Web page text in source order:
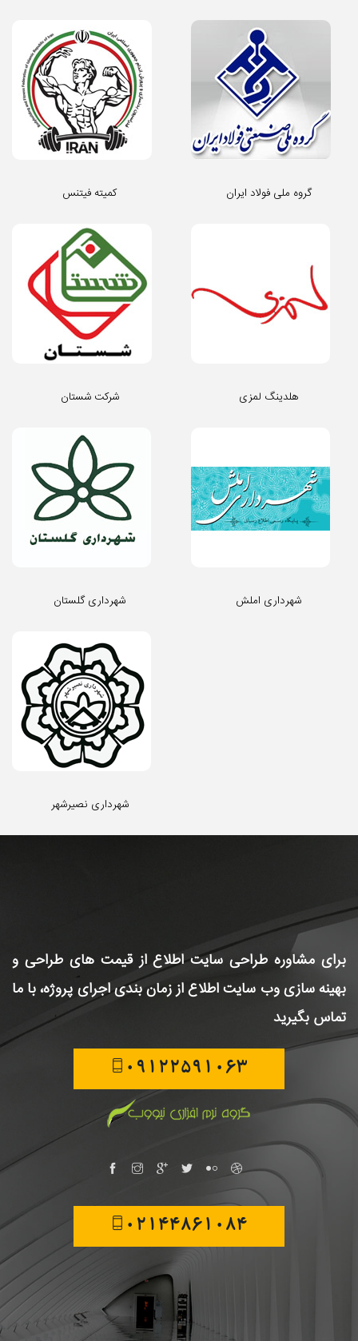
کمیته فیتنس گروه ملی فولاد ایران
شرکت شستان هلدینگ لمزی
شهرداری گلستان شهرداری املش
شهرداری نصیرشهر
برای مشاوره طراحی سایتاطلاع از قیمت های طراحی و
بهینه سازی وب سایتاطلاع از زمان بندی اجرای پروژه، با ما
تماس بگیرید
09122591063
02144861084